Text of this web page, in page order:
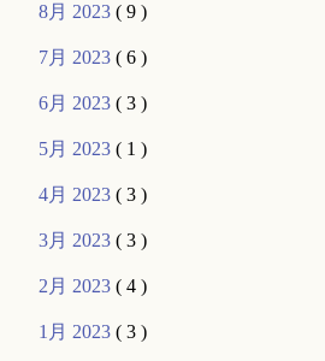
8月 2023( 9 )
7月 2023( 6 )
6月 2023( 3 )
5月 2023( 1 )
4月 2023( 3 )
3月 2023( 3 )
2月 2023( 4 )
1月 2023( 3 )